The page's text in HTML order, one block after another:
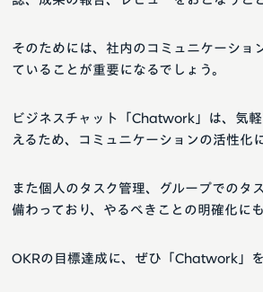
そのためには、社内のコミュニケーショ
ていることが重要になるでしょう。
ビジネスチャット「Chatwork」は、気
えるため、コミュニケーションの活性化
また個人のタスク管理、グループでのタ
備わっており、やるべきことの明確化にも
OKRの目標達成に、ぜひ「Chatwork」を